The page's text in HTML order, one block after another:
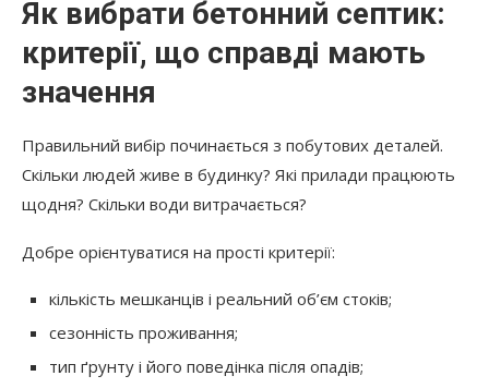
Як вибрати бетонний септик:
критерії, що справді мають
значення
Правильний вибір починається з побутових деталей.
Скільки людей живе в будинку? Які прилади працюють
щодня? Скільки води витрачається?
Добре орієнтуватися на прості критерії:
кількість мешканців і реальний об’єм стоків;
сезонність проживання;
тип ґрунту і його поведінка після опадів;